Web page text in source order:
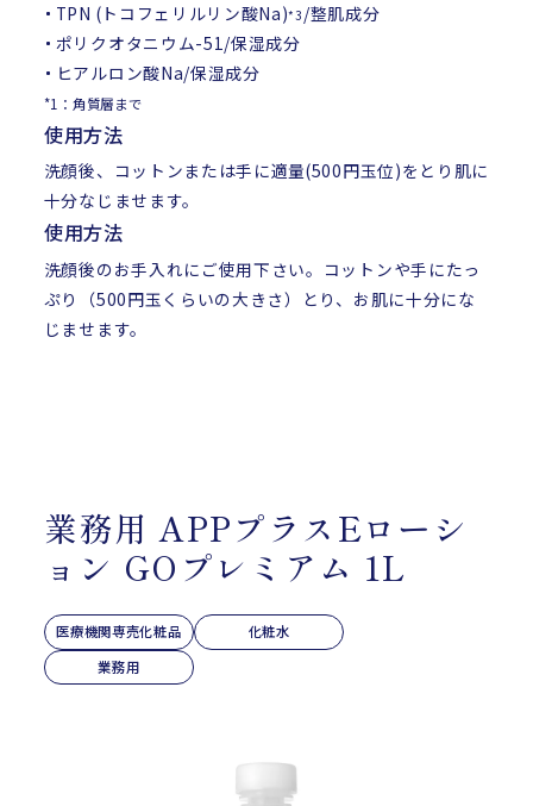
TPN (トコフェリルリン酸Na)*3 /整肌成分
ポリクオタニウム-51/保湿成分
ヒアルロン酸Na/保湿成分
*1：角質層まで
使用方法
洗顔後、コットンまたは手に適量(500円玉位)をとり肌に
十分なじませます。
使用方法
洗顔後のお手入れにご使用下さい。コットンや手にたっ
ぷり（500円玉くらいの大きさ）とり、お肌に十分にな
じませます。
業務用 APPプラスEローシ
ョン GOプレミアム 1L
医療機関専売化粧品
化粧水
業務用